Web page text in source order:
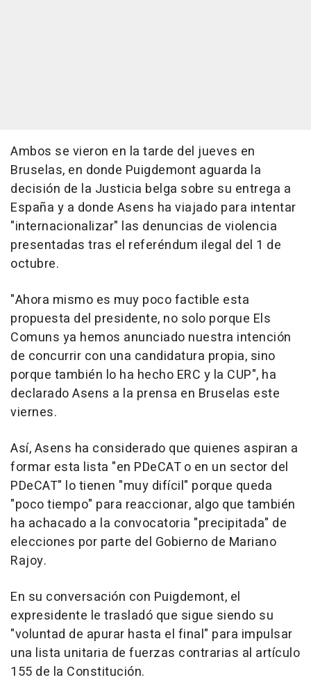
Ambos se vieron en la tarde del jueves en
Bruselas, en donde Puigdemont aguarda la
decisión de la Justicia belga sobre su entrega a
España y a donde Asens ha viajado para intentar
"internacionalizar" las denuncias de violencia
presentadas tras el referéndum ilegal del 1 de
octubre.
"Ahora mismo es muy poco factible esta
propuesta del presidente, no solo porque Els
Comuns ya hemos anunciado nuestra intención
de concurrir con una candidatura propia, sino
porque también lo ha hecho ERC y la CUP", ha
declarado Asens a la prensa en Bruselas este
viernes.
Así, Asens ha considerado que quienes aspiran a
formar esta lista "en PDeCAT o en un sector del
PDeCAT" lo tienen "muy difícil" porque queda
"poco tiempo" para reaccionar, algo que también
ha achacado a la convocatoria "precipitada" de
elecciones por parte del Gobierno de Mariano
Rajoy.
En su conversación con Puigdemont, el
expresidente le trasladó que sigue siendo su
"voluntad de apurar hasta el final" para impulsar
una lista unitaria de fuerzas contrarias al artículo
155 de la Constitución.